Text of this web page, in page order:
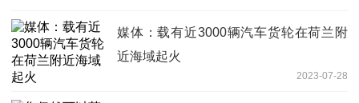
媒体：载有近3000辆汽车货轮在荷兰附
近海域起火
2023-07-28